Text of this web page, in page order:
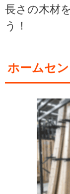
長さの木材
う！
ホームセ